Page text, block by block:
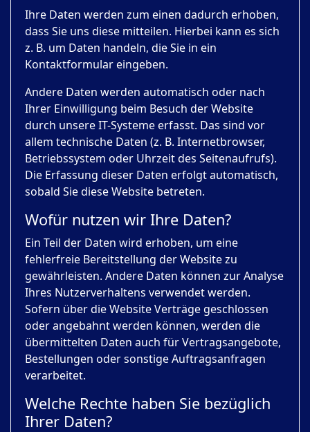
Ihre Daten werden zum einen dadurch erhoben,
dass Sie uns diese mitteilen. Hierbei kann es sich
z. B. um Daten handeln, die Sie in ein
Kontaktformular eingeben.
Andere Daten werden automatisch oder nach
Ihrer Einwilligung beim Besuch der Website
durch unsere IT-Systeme erfasst. Das sind vor
allem technische Daten (z. B. Internetbrowser,
Betriebssystem oder Uhrzeit des Seitenaufrufs).
Die Erfassung dieser Daten erfolgt automatisch,
sobald Sie diese Website betreten.
Wofür nutzen wir Ihre Daten?
Ein Teil der Daten wird erhoben, um eine
fehlerfreie Bereitstellung der Website zu
gewährleisten. Andere Daten können zur Analyse
Ihres Nutzerverhaltens verwendet werden.
Sofern über die Website Verträge geschlossen
oder angebahnt werden können, werden die
übermittelten Daten auch für Vertragsangebote,
Bestellungen oder sonstige Auftragsanfragen
verarbeitet.
Welche Rechte haben Sie bezüglich
Ihrer Daten?